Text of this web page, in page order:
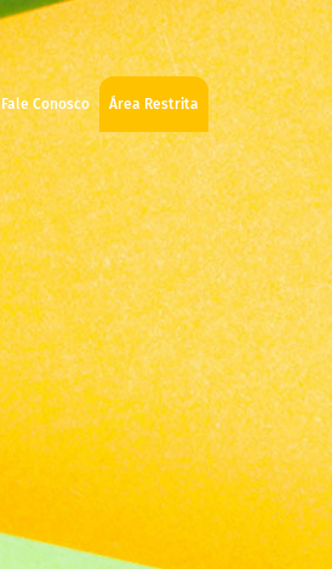
Fale Conosco Área Restrita